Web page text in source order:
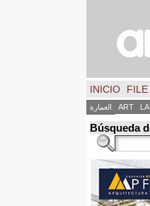
INICIO FILE
العمارة ART
Búsqueda